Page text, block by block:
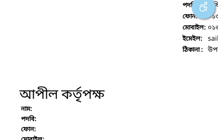
পদবি:
ফোন:
মোবাইল:
ইমেইল:
ঠিকানা :
আপীল কর্তৃপক্ষ
নাম:
পদবি:
ফোন: